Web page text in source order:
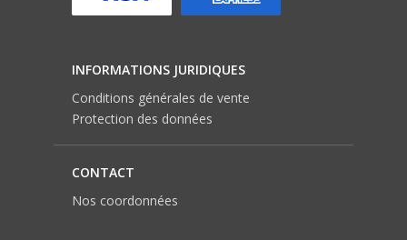
INFORMATIONS JURIDIQUES
Conditions générales de vente
Protection des données
CONTACT
Nos coordonnées